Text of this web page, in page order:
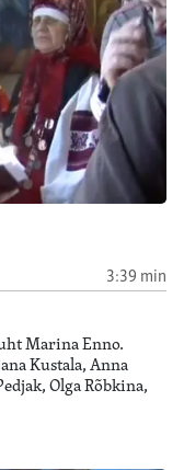
3:39 min
Marina Enno.
Kustala, Anna
Olga Rõbkina,